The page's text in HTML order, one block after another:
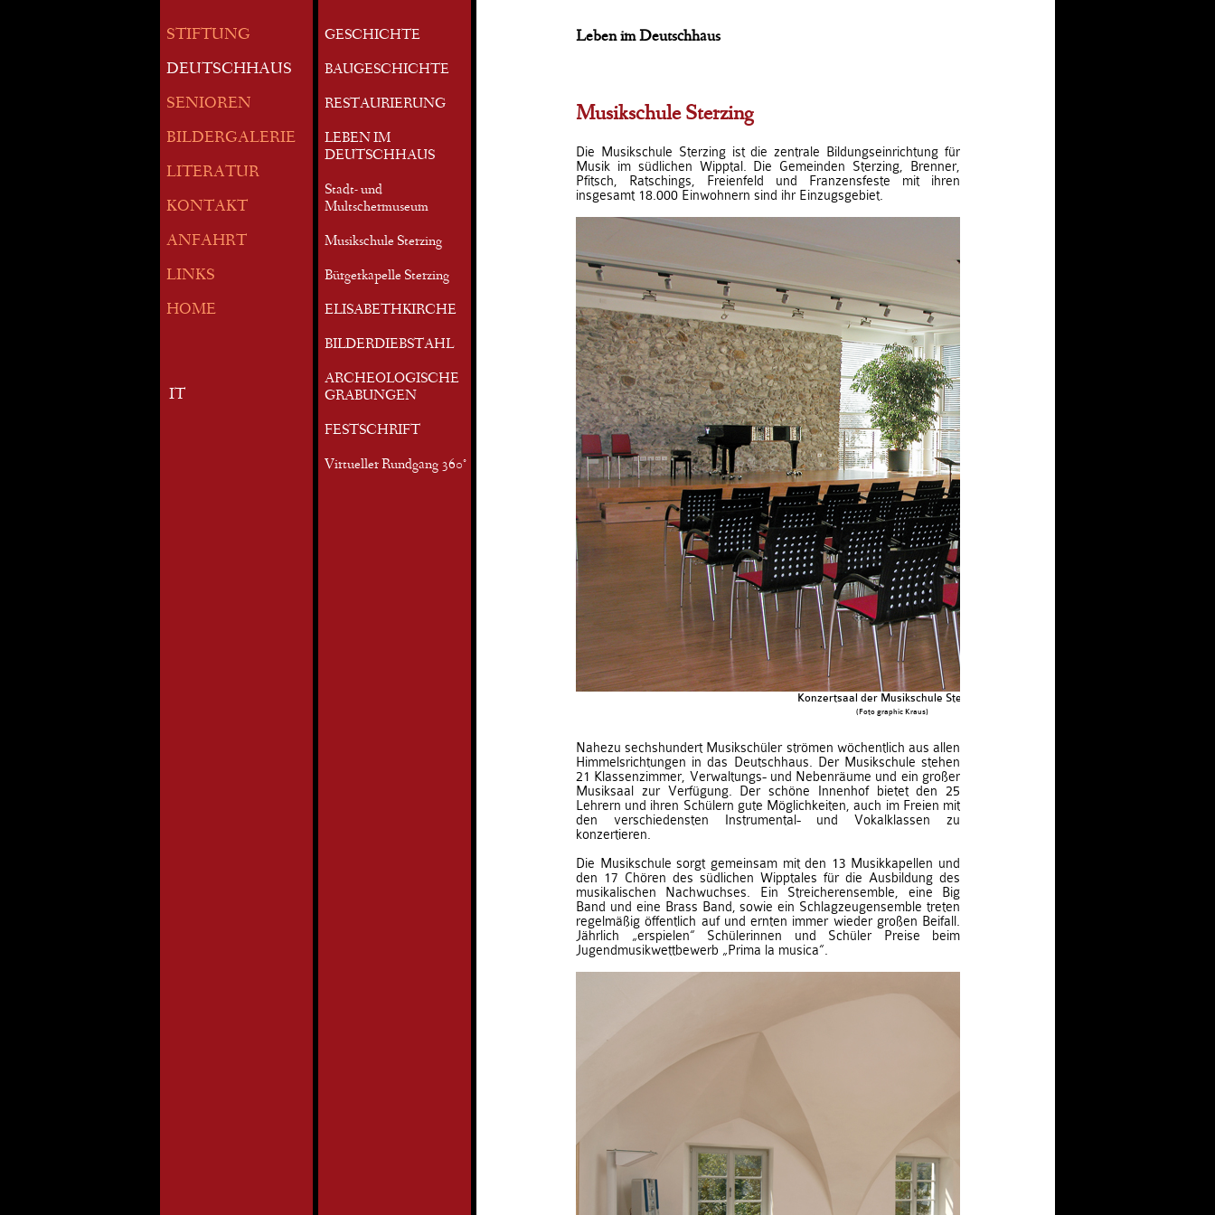
STIFTUNG
DEUTSCHHAUS
SENIOREN
BILDERGALERIE
LITERATUR
KONTAKT
ANFAHRT
LINKS
HOME
IT
GESCHICHTE
BAUGESCHICHTE
RESTAURIERUNG
LEBEN IM
DEUTSCHHAUS
Stadt- und
Multschermuseum
Musikschule Sterzing
Bürgerkapelle Sterzing
ELISABETHKIRCHE
BILDERDIEBSTAHL
ARCHEOLOGISCHE
GRABUNGEN
FESTSCHRIFT
Virtueller Rundgang 360°
Leben im Deutschhaus
Musikschule Sterzing
Die Musikschule Sterzing ist die zentrale Bildungseinrichtung für
Musik im südlichen Wipptal. Die Gemeinden Sterzing, Brenner,
Pfitsch, Ratschings, Freienfeld und Franzensfeste mit ihren
insgesamt 18.000 Einwohnern sind ihr Einzugsgebiet.
Konzertsaal der Musikschule Sterzing
(Foto graphic Kraus)
Nahezu sechshundert Musikschüler strömen wöchentlich aus allen
Himmelsrichtungen in das Deutschhaus. Der Musikschule stehen
21 Klassenzimmer, Verwaltungs- und Nebenräume und ein großer
Musiksaal zur Verfügung. Der schöne Innenhof bietet den 25
Lehrern und ihren Schülern gute Möglichkeiten, auch im Freien mit
den verschiedensten Instrumental- und Vokalklassen zu
konzertieren.
Die Musikschule sorgt gemeinsam mit den 13 Musikkapellen und
den 17 Chören des südlichen Wipptales für die Ausbildung des
musikalischen Nachwuchses. Ein Streicherensemble, eine Big
Band und eine Brass Band, sowie ein Schlagzeugensemble treten
regelmäßig öffentlich auf und ernten immer wieder großen Beifall.
Jährlich „erspielen“ Schülerinnen und Schüler Preise beim
Jugendmusikwettbewerb „Prima la musica“.